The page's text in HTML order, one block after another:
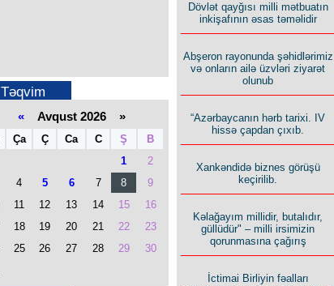
Təqvim
«Avqust 2026 »
Ça Ç Ca C Ş
B
1
2
4 5 6 7 8
9
11 12 13 14 15
16
18 19 20 21 22
23
25 26 27 28 29
30
Dövlət qayğısı milli mətbuatın
inkişafının əsas təməlidir
Abşeron rayonunda şəhidlərimiz
və onların ailə üzvləri ziyarət
olunub
“Azərbaycanın hərb tarixi. IV
hissə çapdan çıxıb.
Xankəndidə biznes görüşü
keçirilib.
Kəlağayım millidir, butalıdır,
güllüdür" – milli irsimizin
qorunmasına çağırış
İctimai Birliyin fəalları